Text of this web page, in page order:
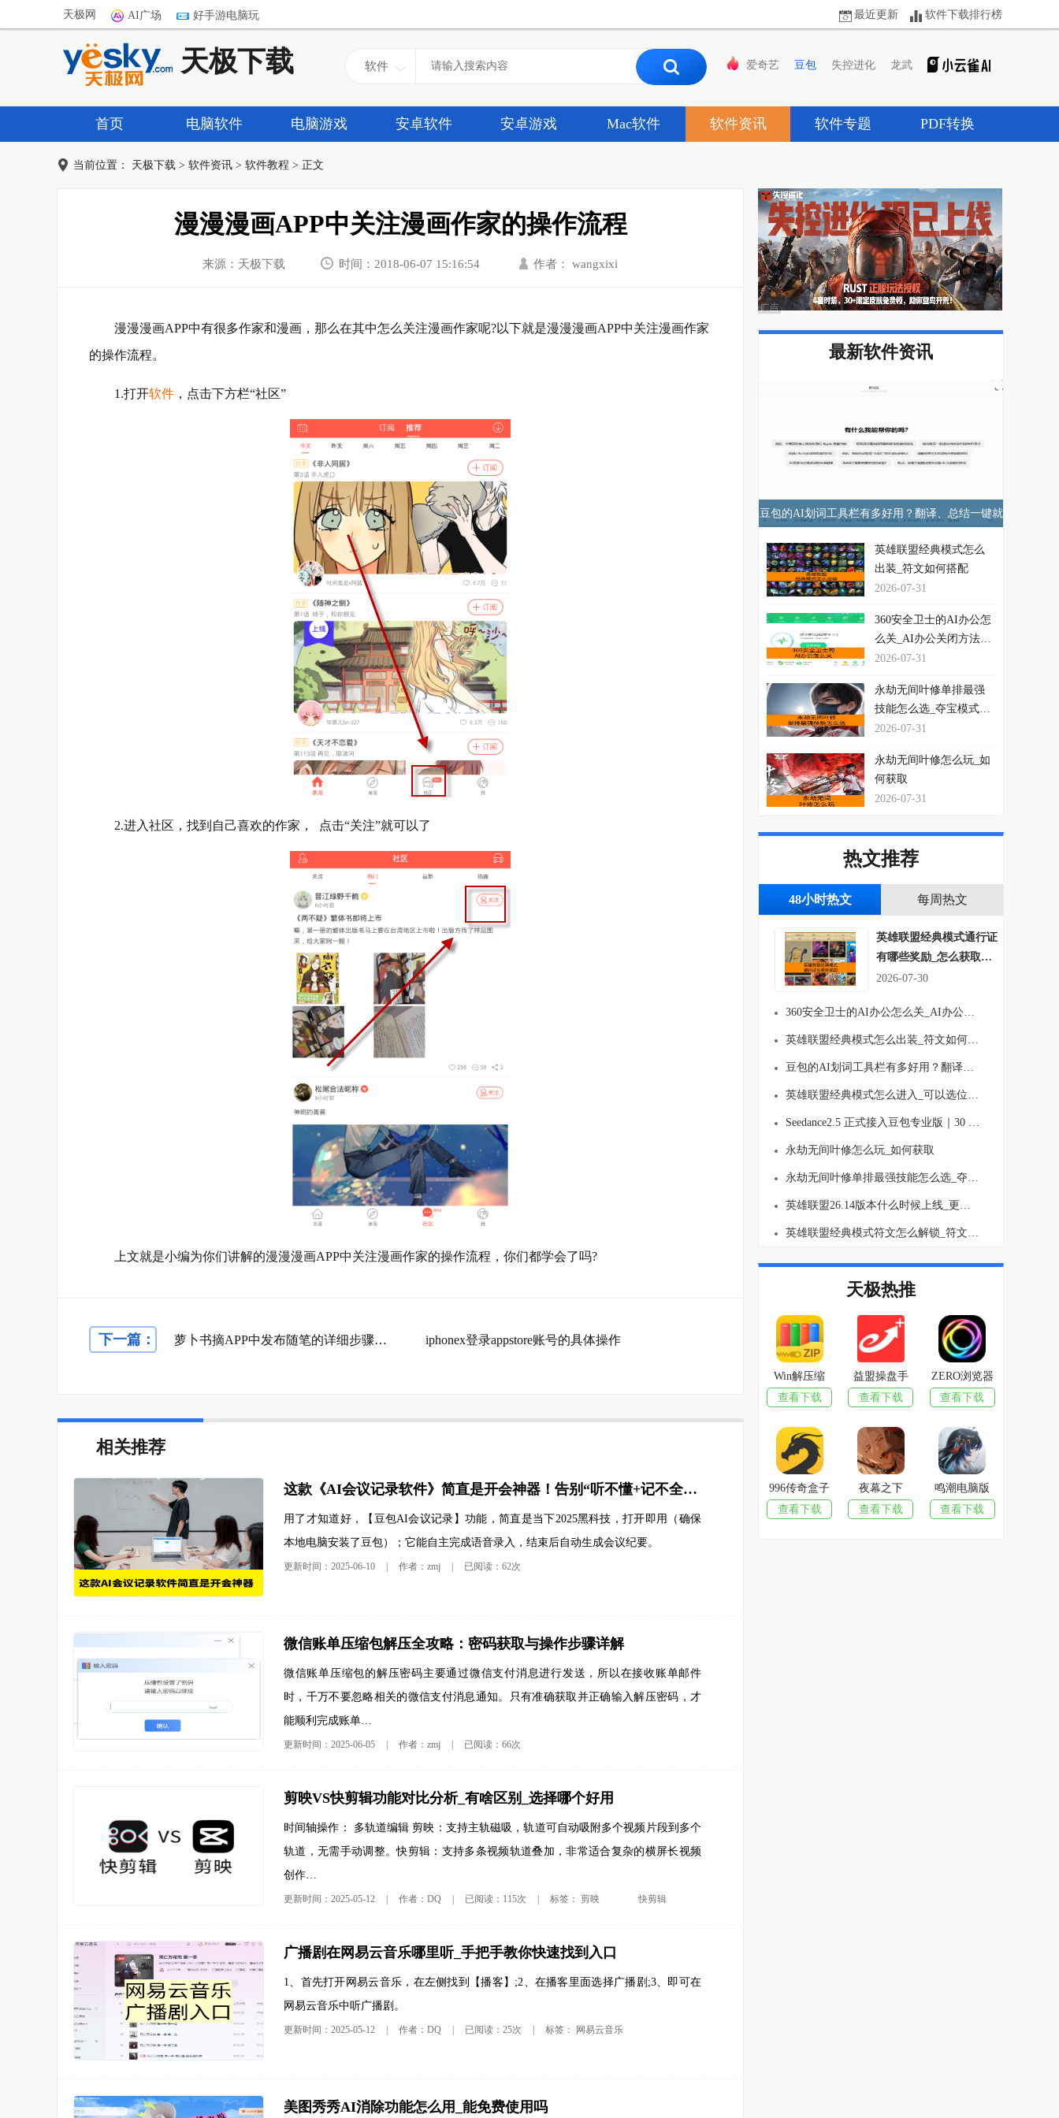
天极网 AI广场 好手游电脑玩 最近更新 软件下载排行榜
天极下载 软件 爱奇艺 豆包 失控进化 龙武
首页 电脑软件 电脑游戏 安卓软件 安卓游戏 Mac软件 软件资讯 软件专题 PDF转换
当前位置： 天极下载 > 软件资讯 > 软件教程 > 正文
漫漫漫画APP中关注漫画作家的操作流程
来源：天极下载 时间：2018-06-07 15:16:54 作者： wangxixi
漫漫漫画APP中有很多作家和漫画，那么在其中怎么关注漫画作家呢?以下就是漫漫漫画APP中关注漫画作家
的操作流程。
1.打开软件 ，点击下方栏“社区”
2.进入社区，找到自己喜欢的作家， 点击“关注”就可以了
上文就是小编为你们讲解的漫漫漫画APP中关注漫画作家的操作流程，你们都学会了吗?
下一篇： 萝卜书摘APP中发布随笔的详细步骤讲解 iphonex登录appstore账号的具体操作
相关推荐
这款《AI会议记录软件》简直是开会神器！告别“听不懂+记不全”焦虑！
用了才知道好，【豆包AI会议记录】功能，简直是当下2025黑科技，打开即用（确保
本地电脑安装了豆包）；它能自主完成语音录入，结束后自动生成会议纪要。
更新时间：2025-06-10 作者：zmj 已阅读：62次
微信账单压缩包解压全攻略：密码获取与操作步骤详解
微信账单压缩包的解压密码主要通过微信支付消息进行发送，所以在接收账单邮件
时，千万不要忽略相关的微信支付消息通知。只有准确获取并正确输入解压密码，才
能顺利完成账单…
更新时间：2025-06-05 作者：zmj 已阅读：66次
剪映VS快剪辑功能对比分析_有啥区别_选择哪个好用
时间轴操作： 多轨道编辑 剪映：支持主轨磁吸，轨道可自动吸附多个视频片段到多个
轨道，无需手动调整。快剪辑：支持多条视频轨道叠加，非常适合复杂的横屏长视频
创作…
更新时间：2025-05-12 作者：DQ 已阅读：115次 标签： 剪映 快剪辑
广播剧在网易云音乐哪里听_手把手教你快速找到入口
1、首先打开网易云音乐，在左侧找到【播客】;2、在播客里面选择广播剧;3、即可在
网易云音乐中听广播剧。
更新时间：2025-05-12 作者：DQ 已阅读：25次 标签： 网易云音乐
美图秀秀AI消除功能怎么用_能免费使用吗
最新软件资讯
豆包的AI划词工具栏有多好用？翻译、总结一键就
行！
英雄联盟经典模式怎么
出装_符文如何搭配
2026-07-31
360安全卫士的AI办公怎
么关_AI办公关闭方法介
绍
2026-07-31
永劫无间叶修单排最强
技能怎么选_夺宝模式玩
法思路介绍
2026-07-31
永劫无间叶修怎么玩_如
何获取
2026-07-31
热文推荐
48小时热文 每周热文
英雄联盟经典模式通行证
有哪些奖励_怎么获取符
文吗
2026-07-30
360安全卫士的AI办公怎么关_AI办公关闭方法介绍
英雄联盟经典模式怎么出装_符文如何搭配
豆包的AI划词工具栏有多好用？翻译、总结一键就行！
英雄联盟经典模式怎么进入_可以选位置吗
Seedance2.5 正式接入豆包专业版｜30 秒长视频生成、多图参考 AI视频创作能力全面升级
永劫无间叶修怎么玩_如何获取
永劫无间叶修单排最强技能怎么选_夺宝模式玩法思路介绍
英雄联盟26.14版本什么时候上线_更新了哪些内容
英雄联盟经典模式符文怎么解锁_符文要买吗
天极热推
Win解压缩
查看下载
益盟操盘手
查看下载
ZERO浏览器
查看下载
996传奇盒子
查看下载
夜幕之下
查看下载
鸣潮电脑版
查看下载